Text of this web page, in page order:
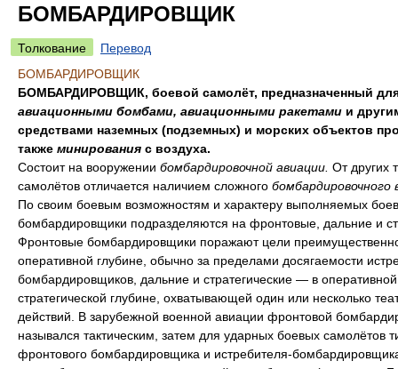
БОМБАРДИРОВЩИК
Толкование
Перевод
БОМБАРДИРОВЩИК
БОМБАРДИРОВЩИК, боевой самолёт, предназначенный
авиационными бомбами, авиационными ракетами и
средствами наземных (подземных) и морских объектов
также минирования с воздуха.
Состоит на вооружении бомбардировочной авиации. От других
самолётов отличается наличием сложного бомбардировочного
По своим боевым возможностям и характеру выполняемых
бомбардировщики подразделяются на фронтовые, дальние и
Фронтовые бомбардировщики поражают цели
оперативной глубине, обычно за пределами досягаемости
бомбардировщиков, дальние и стратегические — в
стратегической глубине, охватывающей один или несколько
действий. В зарубежной военной авиации фронтовой
назывался тактическим, затем для ударных боевых самолётов
фронтового бомбардировщика и истребителя-